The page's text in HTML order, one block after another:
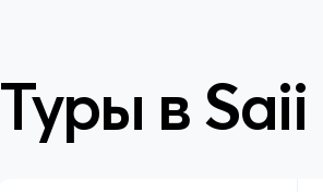
Туры в